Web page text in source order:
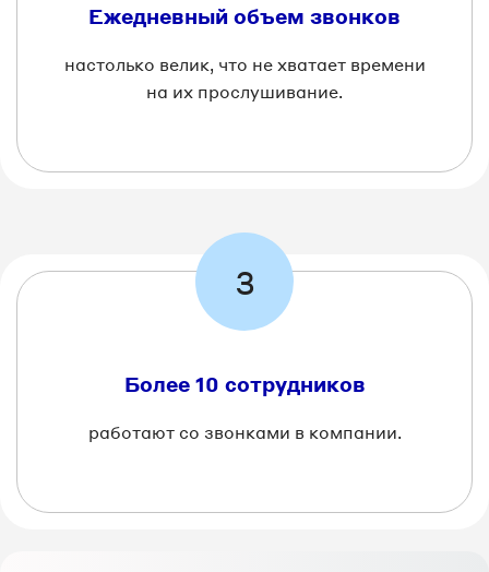
Ежедневный объем звонков
настолько велик, что не хватает времени
на их прослушивание.
3
Более 10 сотрудников
работают со звонками в компании.